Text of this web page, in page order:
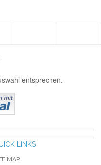
entsprechen.
LINKS
MAP